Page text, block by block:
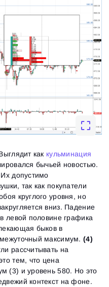
как кульминация
бычьей новостью.
допустимо
так как покупатели
круглого уровня, но
вниз. Падение
левой половине графика
быков в
максимум.(4)
рассчитывать на
тем, что цена
(3) и уровень 580. Но это
контекст на фоне.
Забыли пароль?
Войти